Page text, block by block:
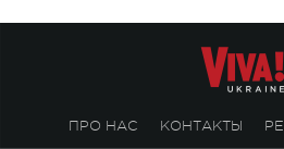
ПРО НАС КОНТАКТЫ